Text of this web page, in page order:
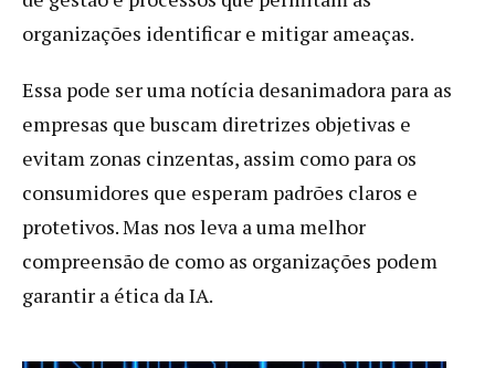
organizações identificar e mitigar ameaças.
Essa pode ser uma notícia desanimadora para as
empresas que buscam diretrizes objetivas e
evitam zonas cinzentas, assim como para os
consumidores que esperam padrões claros e
protetivos. Mas nos leva a uma melhor
compreensão de como as organizações podem
garantir a ética da IA.